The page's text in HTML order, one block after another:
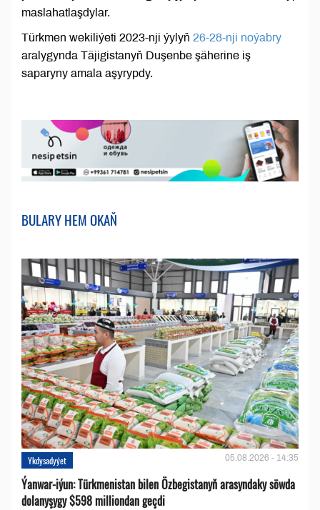
maslahatlaşdylar.
Türkmen wekiliýeti 2023-nji ýylyň 26-28-nji noýabry
aralygynda Täjigistanyň Duşenbe şäherine iş
saparyny amala aşyrypdy.
BULARY HEM OKAŇ
Ykdysadyýet 05.08.2026 - 14:35
Ýanwar-iýun: Türkmenistan bilen Özbegistanyň arasyndaky söwda
dolanyşygy $598 milliondan geçdi